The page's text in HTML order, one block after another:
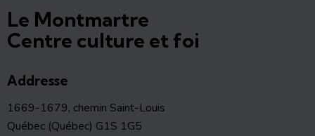
Le Montmartre
Centre culture et foi
Addresse
1669-1679, chemin Saint-Louis
Québec (Québec) G1S 1G5